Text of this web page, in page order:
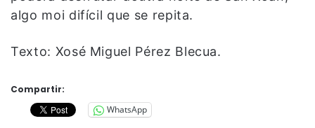
algo moi difícil que se repita.
Texto: Xosé Miguel Pérez Blecua.
Compartir:
WhatsApp